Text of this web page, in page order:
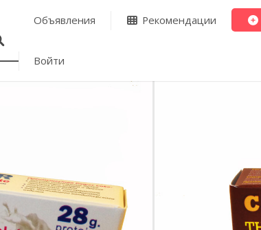
Объявления Рекомендации
Войти